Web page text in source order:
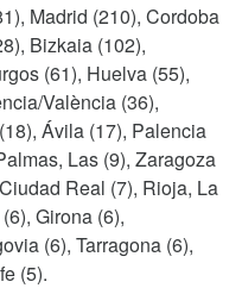
Madrid (210), Cordoba
Bizkaia (102),
(61), Huelva (55),
València (36),
Ávila (17), Palencia
Las (9), Zaragoza
Real (7), Rioja, La
Girona (6),
(6), Tarragona (6),
(5).